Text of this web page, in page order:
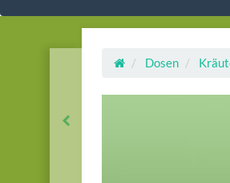
Dosen